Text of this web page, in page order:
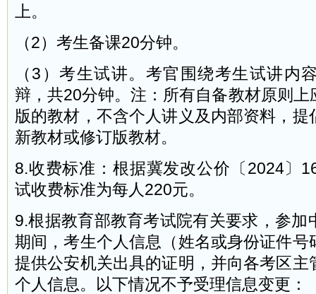
上。
（2）考生备课20分钟。
（3）考生试讲。考官围绕考生试讲内
辩，共20分钟。注：所有自备教材原则上
版的教材，不含个人讲义及内部资料，提
新教材或修订版教材。
8.收费标准：根据冀发改公价〔2024〕
试收费标准为每人220元。
9.根据教育部教育考试院有关要求，参加
期间，考生个人信息（姓名或身份证件号
提供公安机关出具的证明，并向各考区主
个人信息。以下情况不予受理信息变更：